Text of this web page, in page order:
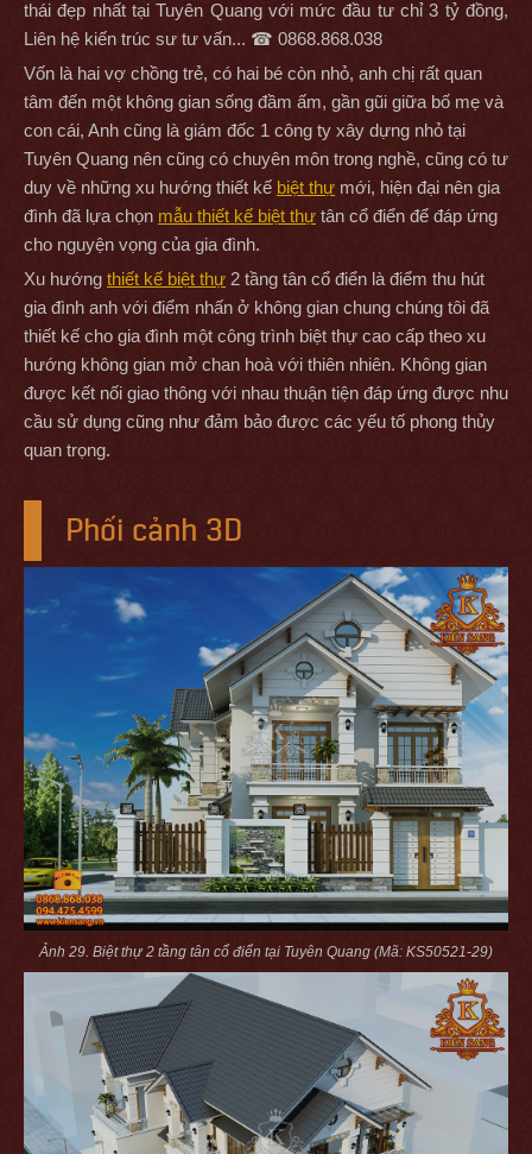
thái đẹp nhất tại Tuyên Quang với mức đầu tư chỉ 3 tỷ đồng,
Liên hệ kiến trúc sư tư vấn... ☎ 0868.868.038
Vốn là hai vợ chồng trẻ, có hai bé còn nhỏ, anh chị rất quan
tâm đến một không gian sống đầm ấm, gần gũi giữa bố mẹ và
con cái, Anh cũng là giám đốc 1 công ty xây dựng nhỏ tại
Tuyên Quang nên cũng có chuyên môn trong nghề, cũng có tư
duy về những xu hướng thiết kế biệt thự mới, hiện đại nên gia
đình đã lựa chọn mẫu thiết kế biệt thự tân cổ điển để đáp ứng
cho nguyện vọng của gia đình.
Xu hướng thiết kế biệt thự 2 tầng tân cổ điển là điểm thu hút
gia đình anh với điểm nhấn ở không gian chung chúng tôi đã
thiết kế cho gia đình một công trình biệt thự cao cấp theo xu
hướng không gian mở chan hoà với thiên nhiên. Không gian
được kết nối giao thông với nhau thuận tiện đáp ứng được nhu
cầu sử dụng cũng như đảm bảo được các yếu tố phong thủy
quan trọng.
Phối cảnh 3D
Ảnh 29. Biệt thự 2 tầng tân cổ điển tại Tuyên Quang (Mã: KS50521-29)